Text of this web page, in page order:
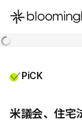
한국어
PiCK
米議会、住